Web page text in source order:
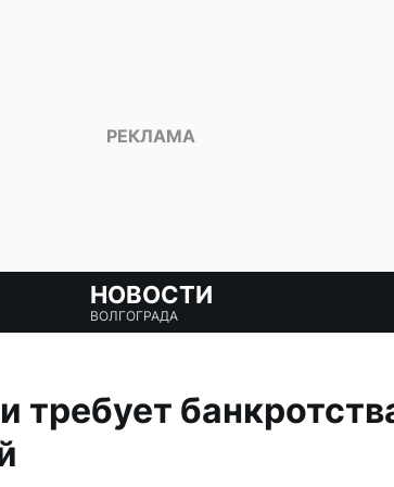
НОВОСТИ
ВОЛГОГРАДА
требует